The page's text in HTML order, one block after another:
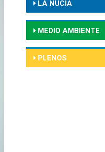
LA NUCIA
MEDIO AMBIENTE
PLENOS